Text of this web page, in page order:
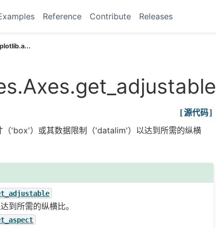
Reference Contribute Releases
[源代码]
（'box'）或其数据限制（'datalim'）以达到所需的纵横
到所需的纵横比。